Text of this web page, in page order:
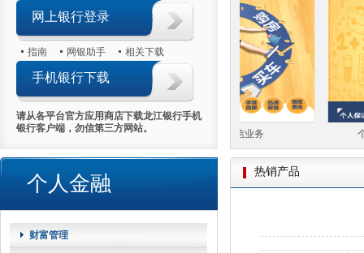
网上银行登录
指南 网银助手 相关下载
手机银行下载
请从各平台官方应用商店下载龙江银行手机
银行客户端，勿信第三方网站。
个人金融
财富管理
房产抵押贷款 个人循环授信业务 个
热销产品